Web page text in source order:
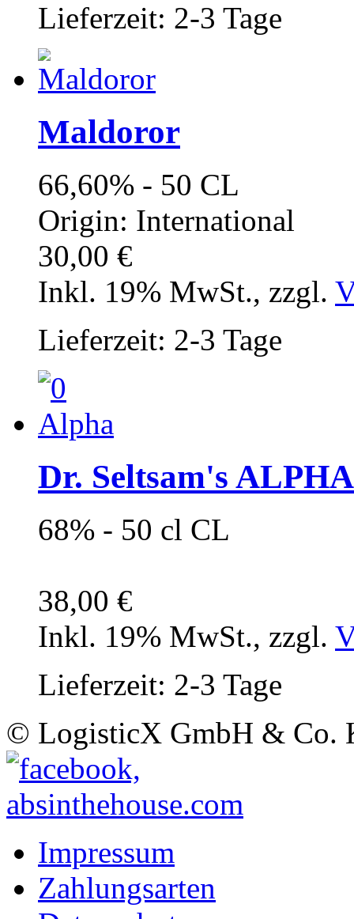
Lieferzeit: 2-3 Tage
Maldoror
66,60% - 50 CL
Origin: International
30,00 €
Inkl. 19% MwSt., zzgl.
Lieferzeit: 2-3 Tage
Dr. Seltsam's ALPHA
68% - 50 cl CL
38,00 €
Inkl. 19% MwSt., zzgl.
Lieferzeit: 2-3 Tage
© LogisticX GmbH & Co.
Impressum
Zahlungsarten